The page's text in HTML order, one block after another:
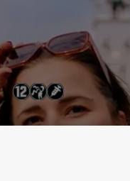
en binnenkort
en haar